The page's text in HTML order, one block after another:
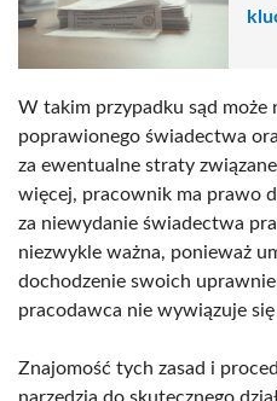
W takim przypadku sąd może
poprawionego świadectwa
za ewentualne straty
więcej, pracownik ma prawo
za niewydanie świadectwa
niezwykle ważna, ponieważ
dochodzenie swoich
pracodawca nie wywiązuje
Znajomość tych zasad i